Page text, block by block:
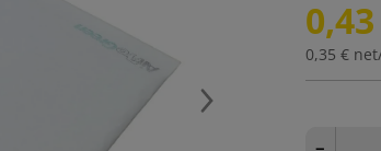
Suivant
0,35 €